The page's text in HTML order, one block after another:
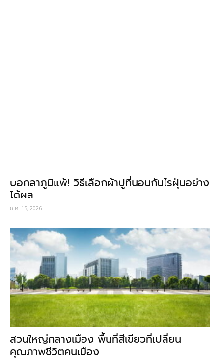
บอกลาภูมิแพ้! วิธีเลือกผ้าปูที่นอนกันไรฝุ่นอย่าง
ได้ผล
ก.ค. 15, 2026
สวนใหญ่กลางเมือง พื้นที่สีเขียวที่เปลี่ยน
คุณภาพชีวิตคนเมือง